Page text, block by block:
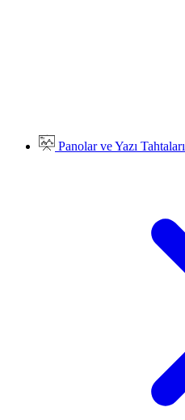
Panolar ve Yazı Tahtaları